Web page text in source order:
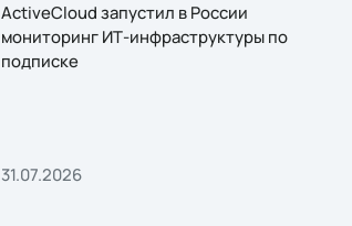
ActiveCloud запустил в России
мониторинг ИТ-инфраструктуры по
подписке
31.07.2026